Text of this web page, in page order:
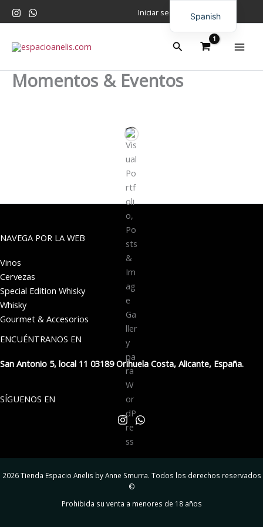
al
Iniciar sesión
Buscar
Momentos & Eventos
NAVEGA POR LA WEB
Vinos
Cervezas
Special Edition Whisky
Whisky
Gourmet & Accesorios
ENCUÉNTRANOS EN
San Antonio 5, local 11 03189 Orihuela Costa, Alicante, España.
SÍGUENOS EN
2026 Tienda Espacio Anelis by Anne Smurra. Todos los derechos reservados
©
Prohibida su venta a menores de 18 años
Spanish
English